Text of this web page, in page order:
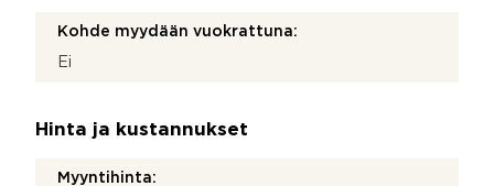
Kohde myydään vuokrattuna:
Ei
Hinta ja kustannukset
Myyntihinta: